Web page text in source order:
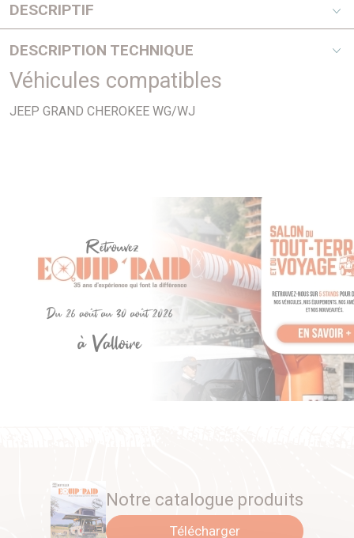
DESCRIPTIF
DESCRIPTION TECHNIQUE
PHOTO NON CONTRACTUELLE
Véhicules compatibles
JEEP GRAND CHEROKEE WG/WJ
Notre catalogue produits
Télécharger